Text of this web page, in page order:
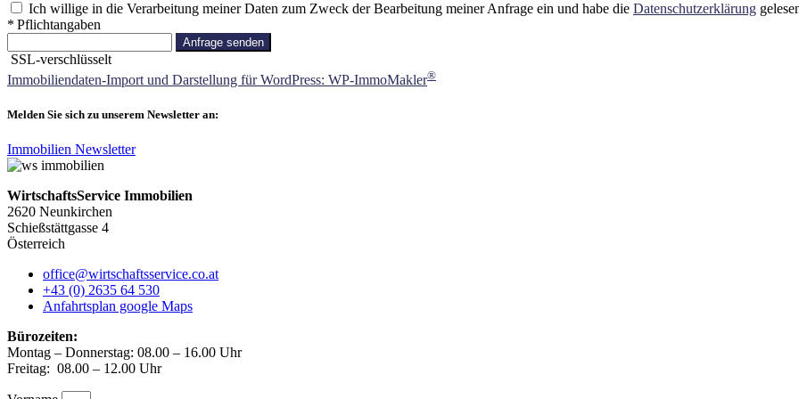
Ich willige in die Verarbeitung meiner Daten zum Zweck der Bearbeitung meiner Anfrage ein und habe die Datenschutzerklärung
* Pflichtangaben
Anfrage senden
SSL-verschlüsselt
Immobiliendaten-Import und Darstellung für WordPress: WP-ImmoMakler®
Melden Sie sich zu unserem Newsletter an:
Immobilien Newsletter
WirtschaftsService Immobilien
2620 Neunkirchen
Schießstättgasse 4
Österreich
office@wirtschaftsservice.co.at
+43 (0) 2635 64 530
Anfahrtsplan google Maps
Bürozeiten:
Montag – Donnerstag: 08.00 – 16.00 Uhr
Freitag: 08.00 – 12.00 Uhr